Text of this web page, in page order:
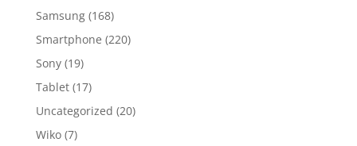
Samsung (168)
Smartphone (220)
Sony (19)
Tablet (17)
Uncategorized (20)
Wiko (7)